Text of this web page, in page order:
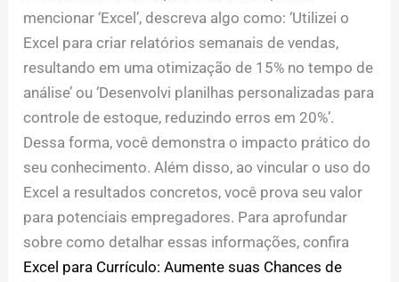
mencionar ‘Excel’, descreva algo como: ‘Utilizei o
Excel para criar relatórios semanais de vendas,
resultando em uma otimização de 15% no tempo de
análise’ ou ‘Desenvolvi planilhas personalizadas para
controle de estoque, reduzindo erros em 20%’.
Dessa forma, você demonstra o impacto prático do
seu conhecimento. Além disso, ao vincular o uso do
Excel a resultados concretos, você prova seu valor
para potenciais empregadores. Para aprofundar
sobre como detalhar essas informações, confira
Excel para Currículo: Aumente suas Chances de